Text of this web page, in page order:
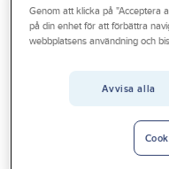
Kampanjer
Outlet
Gelia Produkter Kyl
Genom att klicka på "Acceptera
på din enhet för att förbättra
webbplatsens användning och
Avvisa alla